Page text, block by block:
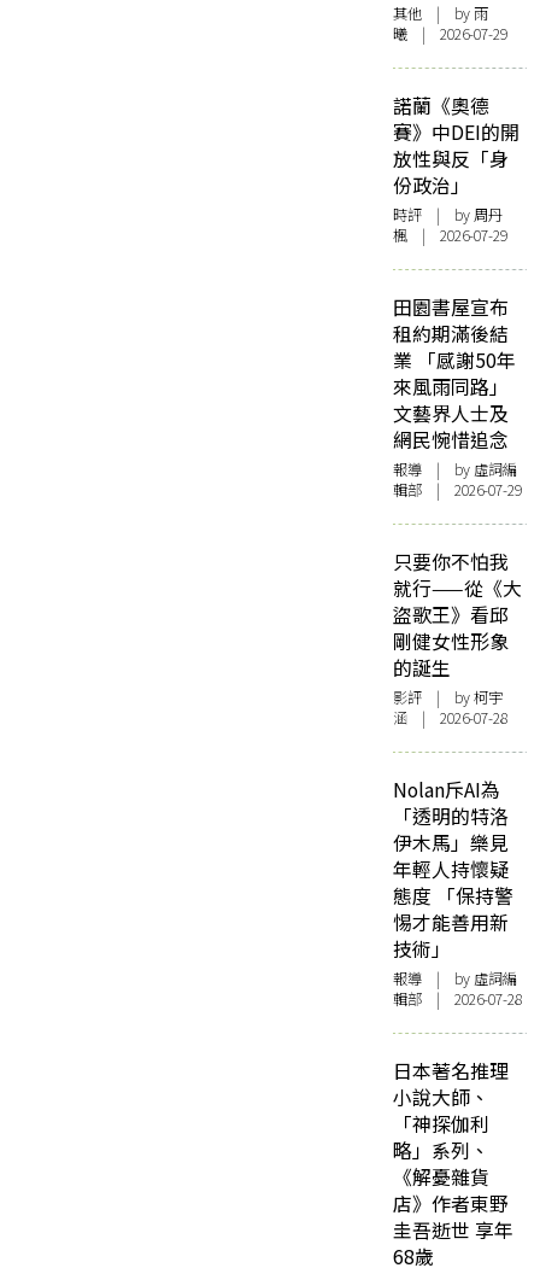
其他 | by 雨
曦 | 2026-07-29
諾蘭《奧德
賽》中DEI的開
放性與反「身
份政治」
時評 | by周丹
楓 | 2026-07-29
田園書屋宣布
租約期滿後結
業 「感謝50年
來風雨同路」
文藝界人士及
網民惋惜追念
報導 | by 虛詞編
輯部 | 2026-07-29
只要你不怕我
就行——從《大
盜歌王》看邱
剛健女性形象
的誕生
影評 | by 柯宇
涵 | 2026-07-28
Nolan斥AI為
「透明的特洛
伊木馬」樂見
年輕人持懷疑
態度 「保持警
惕才能善用新
技術」
報導 | by 虛詞編
輯部 | 2026-07-28
日本著名推理
小說大師、
「神探伽利
略」系列、
《解憂雜貨
店》作者東野
圭吾逝世 享年
68歲